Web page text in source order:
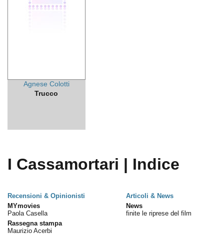
Agnese Colotti
Trucco
I Cassamortari | Indice
Recensioni & Opinionisti
Articoli & News
MYmovies
Paola Casella
Rassegna stampa
Maurizio Acerbi
News
finite le riprese del film